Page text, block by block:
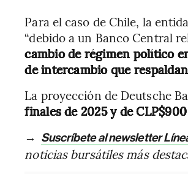
Para el caso de Chile, la
“debido a un Banco Central
cambio de régimen político
de intercambio que
La proyección de Deutsche
finales de 2025 y de
→ Suscríbete al newsletter
noticias bursátiles más